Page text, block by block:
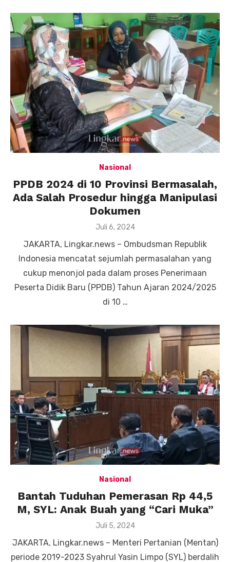
Nasional
PPDB 2024 di 10 Provinsi Bermasalah,
Ada Salah Prosedur hingga Manipulasi
Dokumen
Posted
Juli 6, 2024
JAKARTA, Lingkar.news – Ombudsman Republik
Indonesia mencatat sejumlah permasalahan yang
cukup menonjol pada dalam proses Penerimaan
Peserta Didik Baru (PPDB) Tahun Ajaran 2024/2025
di 10 …
Nasional
Bantah Tuduhan Pemerasan Rp 44,5
M, SYL: Anak Buah yang “Cari Muka”
Posted
Juli 5, 2024
JAKARTA, Lingkar.news – Menteri Pertanian (Mentan)
periode 2019-2023 Syahrul Yasin Limpo (SYL) berdalih